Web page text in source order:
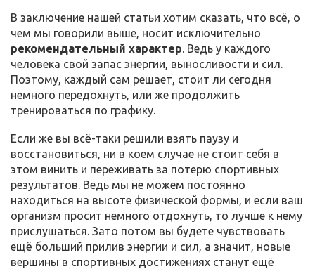
В заключение нашей статьи хотим сказать, что всё, о
чем мы говорили выше, носит исключительно
рекомендательный характер. Ведь у каждого
человека свой запас энергии, выносливости и сил.
Поэтому, каждый сам решает, стоит ли сегодня
немного передохнуть, или же продолжить
тренироваться по графику.
Если же вы всё-таки решили взять паузу и
восстановиться, ни в коем случае не стоит себя в
этом винить и переживать за потерю спортивных
результатов. Ведь мы не можем постоянно
находиться на высоте физической формы, и если ваш
организм просит немного отдохнуть, то лучше к нему
прислушаться. Зато потом вы будете чувствовать
ещё больший прилив энергии и сил, а значит, новые
вершины в спортивных достижениях станут ещё